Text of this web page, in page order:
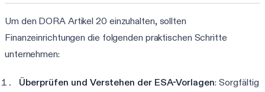
Um den DORA Artikel 20 einzuhalten, sollten
Finanzeinrichtungen die folgenden praktischen Schritte
unternehmen:
Überprüfen und Verstehen der ESA-Vorlagen: Sorgfältig